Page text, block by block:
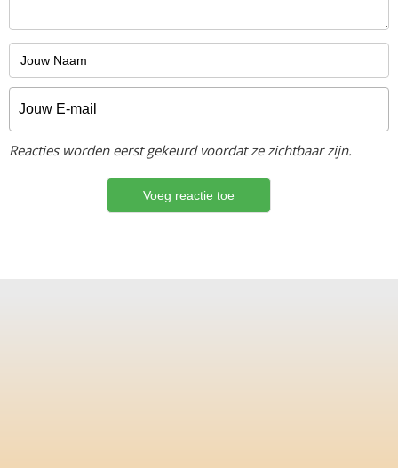
Reacties worden eerst gekeurd voordat ze zichtbaar zijn.